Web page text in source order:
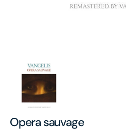
Opera sauvage